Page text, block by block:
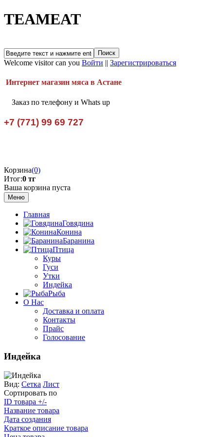
TEAMEAT
Welcome visitor can you Войти || Зарегистрироваться
Интернет магазин мяса в Астане
Заказ по телефону и Whats up
+7 (771) 99 69 727
Корзина(0)
Итог:0 тг
Ваша корзина пуста
Меню
Главная
Говядина
Конина
Баранина
Птица
Куры
Гуси
Утки
Индейка
Рыба
О Нас
Доставка и оплата
Контакты
Прайс
Голосование
Индейка
Вид: Сетка Лист
Сортировать по
ID товара +/-
Название товара
Дата создания
Краткое описание товара